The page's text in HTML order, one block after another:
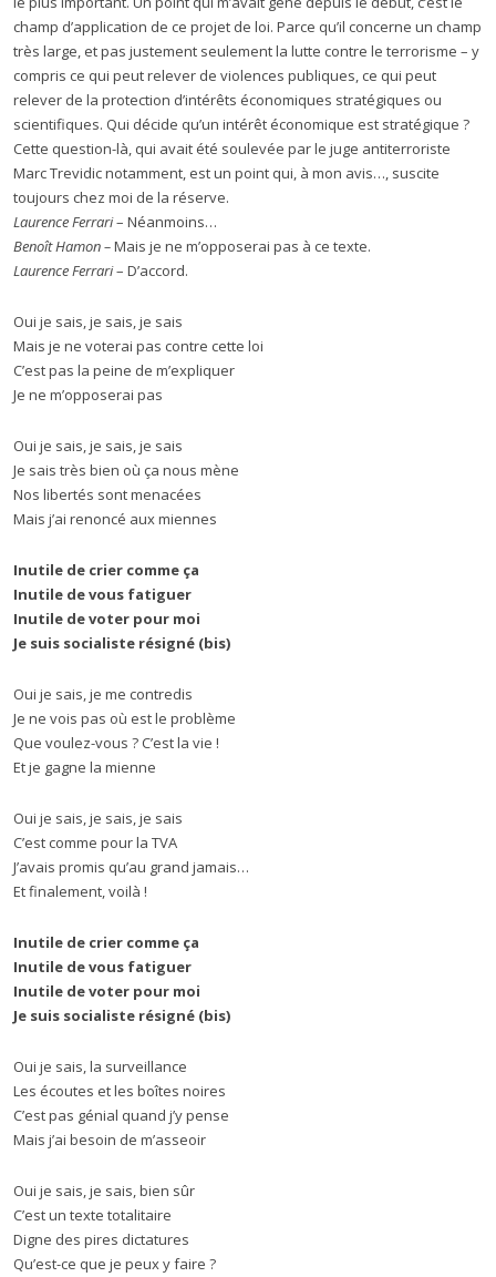
champ d’application de ce projet de loi. Parce qu’il concerne un champ
très large, et pas justement seulement la lutte contre le terrorisme – y
compris ce qui peut relever de violences publiques, ce qui peut
relever de la protection d’intérêts économiques stratégiques ou
scientifiques. Qui décide qu’un intérêt économique est stratégique ?
Cette question-là, qui avait été soulevée par le juge antiterroriste
Marc Trevidic notamment, est un point qui, à mon avis…, suscite
toujours chez moi de la réserve.
Laurence Ferrari– Néanmoins…
Benoît Hamon –Mais je ne m’opposerai pas à ce texte.
Laurence Ferrari– D’accord.
Oui je sais, je sais, je sais
Mais je ne voterai pas contre cette loi
C’est pas la peine de m’expliquer
Je ne m’opposerai pas
Oui je sais, je sais, je sais
Je sais très bien où ça nous mène
Nos libertés sont menacées
Mais j’ai renoncé aux miennes
Inutile de crier comme ça
Inutile de vous fatiguer
Inutile de voter pour moi
Je suis socialiste résigné (bis)
Oui je sais, je me contredis
Je ne vois pas où est le problème
Que voulez-vous ? C’est la vie !
Et je gagne la mienne
Oui je sais, je sais, je sais
C’est comme pour la TVA
J’avais promis qu’au grand jamais…
Et finalement, voilà !
Inutile de crier comme ça
Inutile de vous fatiguer
Inutile de voter pour moi
Je suis socialiste résigné (bis)
Oui je sais, la surveillance
Les écoutes et les boîtes noires
C’est pas génial quand j’y pense
Mais j’ai besoin de m’asseoir
Oui je sais, je sais, bien sûr
C’est un texte totalitaire
Digne des pires dictatures
Qu’est-ce que je peux y faire ?